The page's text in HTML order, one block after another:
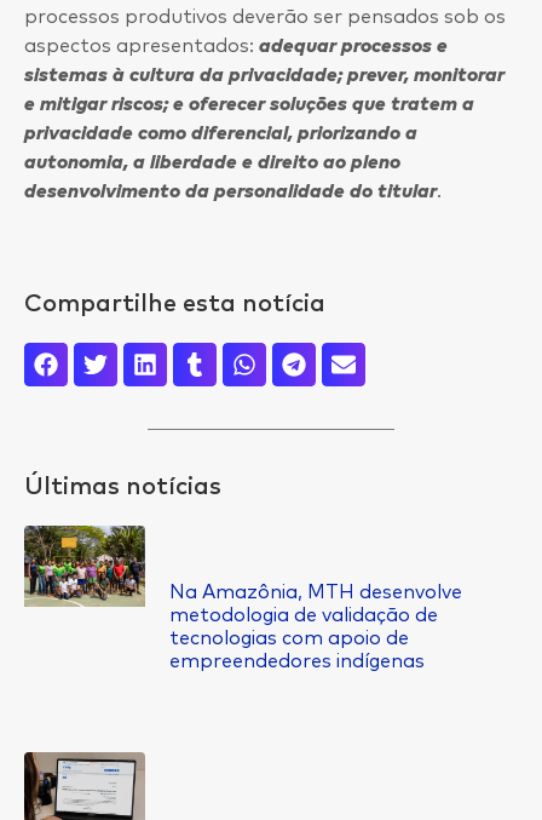
processos produtivos deverão ser pensados sob os
aspectos apresentados: adequar processos e
sistemas à cultura da privacidade; prever, monitorar
e mitigar riscos; e oferecer soluções que tratem a
privacidade como diferencial, priorizando a
autonomia, a liberdade e direito ao pleno
desenvolvimento da personalidade do titular.
Compartilhe esta notícia
Últimas notícias
Na Amazônia, MTH desenvolve
metodologia de validação de
tecnologias com apoio de
empreendedores indígenas